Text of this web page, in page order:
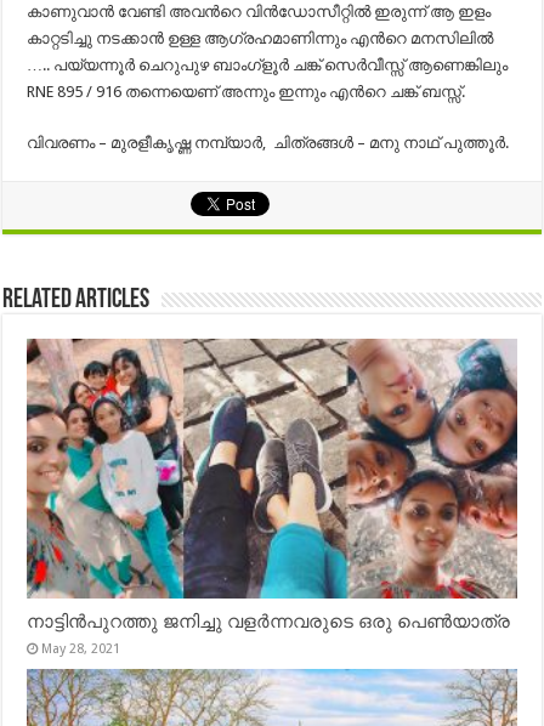
കാണുവാൻ വേണ്ടി അവൻറെ വിൻഡോസീറ്റിൽ ഇരുന്ന് ആ ഇളം
കാറ്റടിച്ചു നടക്കാൻ ഉള്ള ആഗ്രഹമാണിന്നും എൻറെ മനസിലിൽ
….. പയ്യന്നൂർ ചെറുപുഴ ബാംഗ്ളൂർ ചങ്ക് സെർവീസ്സ് ആണെങ്കിലും
RNE 895 / 916 തന്നെയെണ് അന്നും ഇന്നും എൻറെ ചങ്ക് ബസ്സ്.
വിവരണം – മുരളീകൃഷ്ണ നമ്പ്യാര്‍, ചിത്രങ്ങള്‍ – മനു നാഥ് പുത്തൂര്‍.
Related Articles
നാട്ടിൻപുറത്തു ജനിച്ചു വളർന്നവരുടെ ഒരു പെൺയാത്ര
May 28, 2021